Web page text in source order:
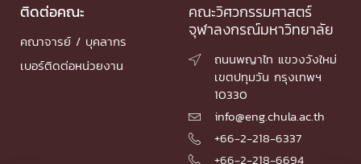
ติดต่อคณะ
คณาจารย์ / บุคลากร
เบอร์ติดต่อหน่วยงาน
คณะวิศวกรรมศาสตร์
จุฬาลงกรณ์มหาวิทยาลัย

ถนนพญาไท แขวงวังใหม่
เขตปทุมวัน กรุงเทพฯ
10330
 info@eng.chula.ac.th
 +66-2-218-6337
 +66-2-218-6694